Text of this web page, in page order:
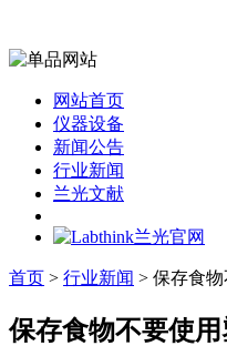
网站首页
仪器设备
新闻公告
行业新闻
兰光文献
首页 > 行业新闻 > 保存食
保存食物不要使